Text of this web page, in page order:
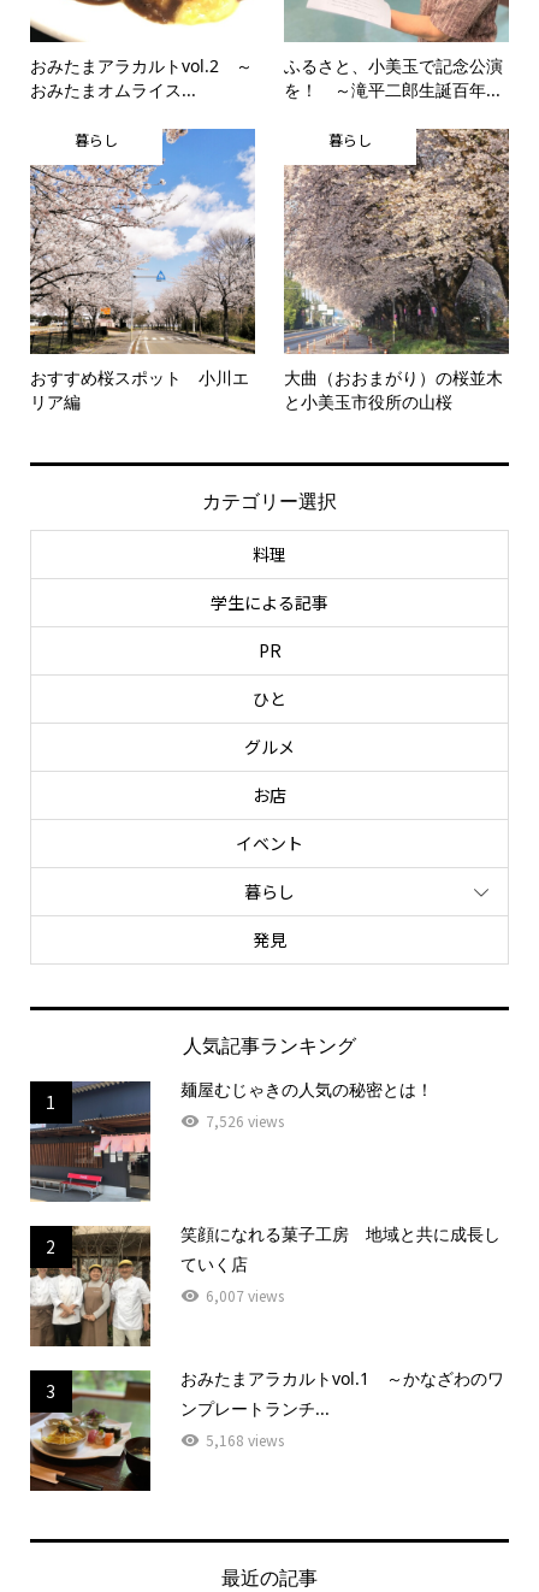
おみたまアラカルトvol.2 ～
おみたまオムライス...
ふるさと、小美玉で記念公演
を！ ～滝平二郎生誕百年...
暮らし
おすすめ桜スポット 小川エ
リア編
暮らし
大曲（おおまがり）の桜並木
と小美玉市役所の山桜
カテゴリー選択
料理
学生による記事
PR
ひと
グルメ
お店
イベント
暮らし
発見
人気記事ランキング
1
麺屋むじゃきの人気の秘密とは！
7,526 views
2
笑顔になれる菓子工房 地域と共に成長し
ていく店
6,007 views
3
おみたまアラカルトvol.1 ～かなざわのワ
ンプレートランチ...
5,168 views
最近の記事